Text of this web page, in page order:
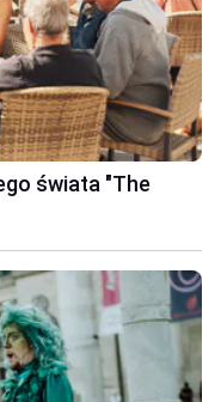
świata "The